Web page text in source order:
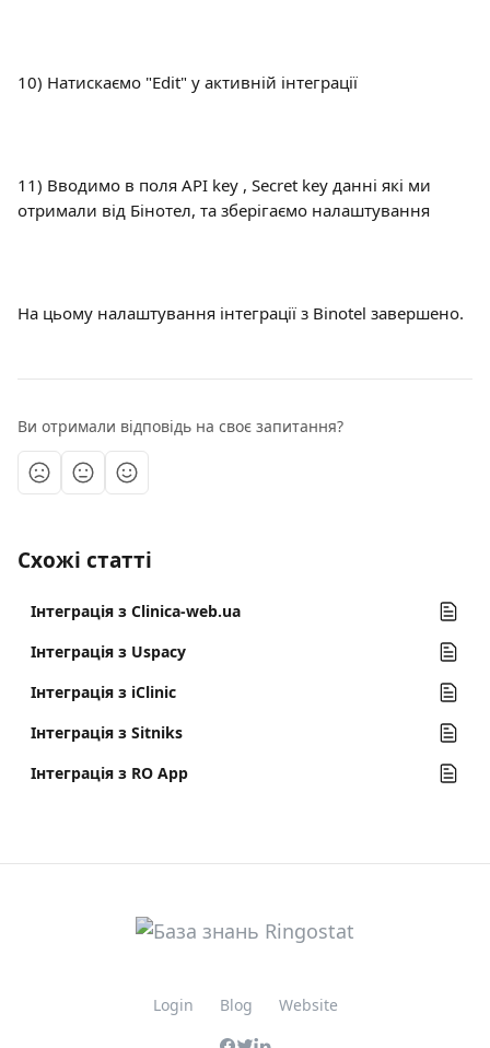
10) Натискаємо "Edit" у активній інтеграції
11) Вводимо в поля API key , Secret key данні які ми
отримали від Бінотел, та зберігаємо налаштування
На цьому налаштування інтеграції з Binotel завершено.
Ви отримали відповідь на своє запитання?
Схожі статті
Інтеграція з Clinica-web.ua
Інтеграція з Uspacy
Інтеграція з iClinic
Інтеграція з Sitniks
Інтеграція з RO App
Login Blog Website